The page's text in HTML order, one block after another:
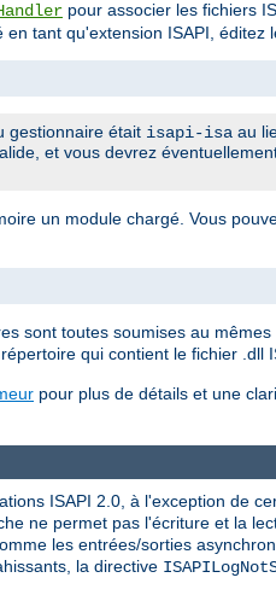
pour associer les fichiers
tant qu'extension ISAPI,
gestionnaire était isapi-isa au
et vous devrez
un module chargé. Vous
sont toutes soumises au
qui contient le fichier .dll
pour plus de détails et une
ISAPI 2.0, à l'exception de
ne permet pas l'écriture et la
les entrées/sorties
la directive